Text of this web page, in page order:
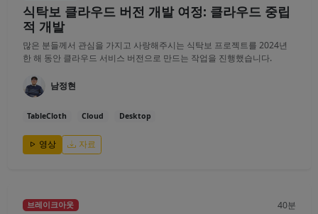
식탁보 클라우드 버전 개발 여정: 클라우드 중립
적 개발
많은 분들께서 관심을 가지고 사랑해주시는 식탁보 프로젝트를 2024년
한 해 동안 클라우드 서비스 버전으로 만드는 작업을 진행했습니다.
남정현
TableCloth Cloud Desktop
영상 자료
브레이크아웃 40분